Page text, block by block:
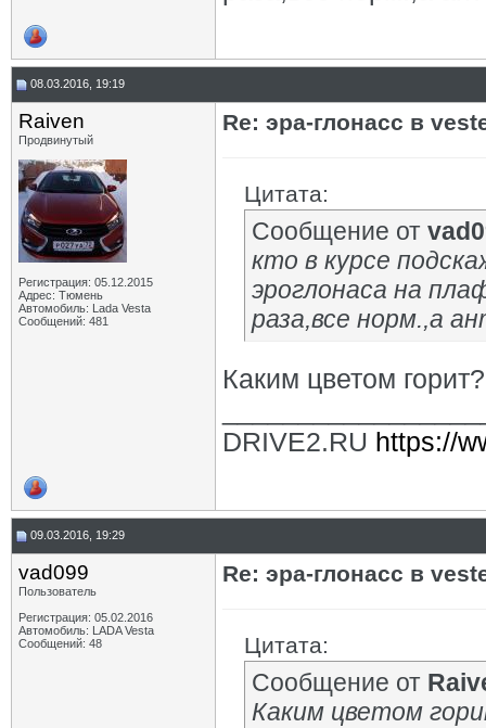
08.03.2016, 19:19
Raiven
Продвинутый
Регистрация: 05.12.2015
Адрес: Тюмень
Автомобиль: Lada Vesta
Сообщений: 481
Re: эра-глонасс в
Цитата:
Сообщение от
кто в курсе
эроглонаса на
раза,все норм.,а
Каким цветом горит?
DRIVE2.RU https://
09.03.2016, 19:29
vad099
Пользователь
Регистрация: 05.02.2016
Автомобиль: LADA Vesta
Сообщений: 48
Re: эра-глонасс в
Цитата:
Сообщение от
Каким цветом